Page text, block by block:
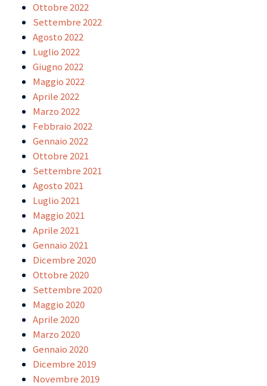
Ottobre 2022
Settembre 2022
Agosto 2022
Luglio 2022
Giugno 2022
Maggio 2022
Aprile 2022
Marzo 2022
Febbraio 2022
Gennaio 2022
Ottobre 2021
Settembre 2021
Agosto 2021
Luglio 2021
Maggio 2021
Aprile 2021
Gennaio 2021
Dicembre 2020
Ottobre 2020
Settembre 2020
Maggio 2020
Aprile 2020
Marzo 2020
Gennaio 2020
Dicembre 2019
Novembre 2019